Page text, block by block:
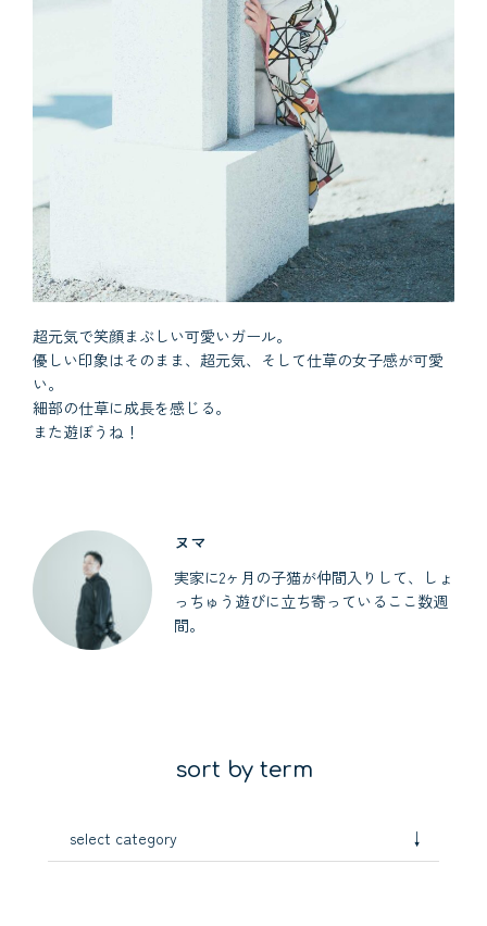
超元気で笑顔まぶしい可愛いガール。
優しい印象はそのまま、超元気、そして仕草の女子感が可愛
い。
細部の仕草に成長を感じる。
また遊ぼうね！
ヌマ
実家に2ヶ月の子猫が仲間入りして、しょ
っちゅう遊びに立ち寄っているここ数週
間。
sort by term
select category ↓